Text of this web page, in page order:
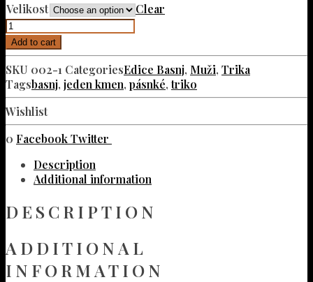
Velikost
Clear
Pánské
triko
"Edice
Basnj"
quantity
Add to cart
SKU 002-1 CategoriesEdice Basnj, Muži, Trika
Tagsbasnj, jeden kmen, pásnké,triko
Wishlist
0 FacebookTwitter
Description
Additional information
DESCRIPTION
ADDITIONAL
INFORMATION